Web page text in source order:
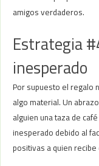
amigos verdaderos.
Estrategia
inesperado
Por supuesto el regalo
algo material. Un
alguien una taza de
inesperado debido al
positivas a quien